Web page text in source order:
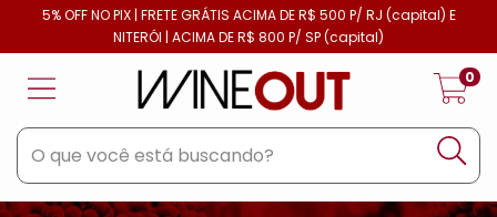
5% OFF NO PIX | FRETE GRÁTIS ACIMA DE R$ 500 P/ RJ (capital) E
NITERÓI | ACIMA DE R$ 800 P/ SP (capital)
0